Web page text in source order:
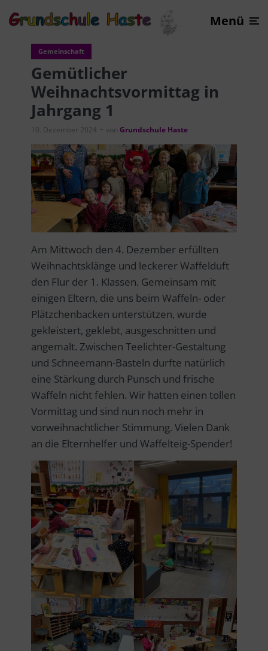
Menü
Gemeinschaft
Gemütlicher
Weihnachtsvormittag in
Jahrgang 1
10. Dezember 2024 von Grundschule Haste
Am Mittwoch den 4. Dezember erfüllten
Weihnachtsklänge und leckerer Waffelduft
den Flur der 1. Klassen. Gemeinsam mit
einigen Eltern, die uns beim Waffeln- oder
Plätzchenbacken unterstützen, wurde
gekleistert, geklebt, ausgeschnitten und
angemalt. Zwischen Teelichter-Gestaltung
und Schneemann-Basteln durfte natürlich
eine Stärkung durch Punsch und frische
Waffeln nicht fehlen. Wir hatten einen tollen
Vormittag und sind nun noch mehr in
vorweihnachtlicher Stimmung. Vielen Dank
an die Elternhelfer und Waffelteig-Spender!